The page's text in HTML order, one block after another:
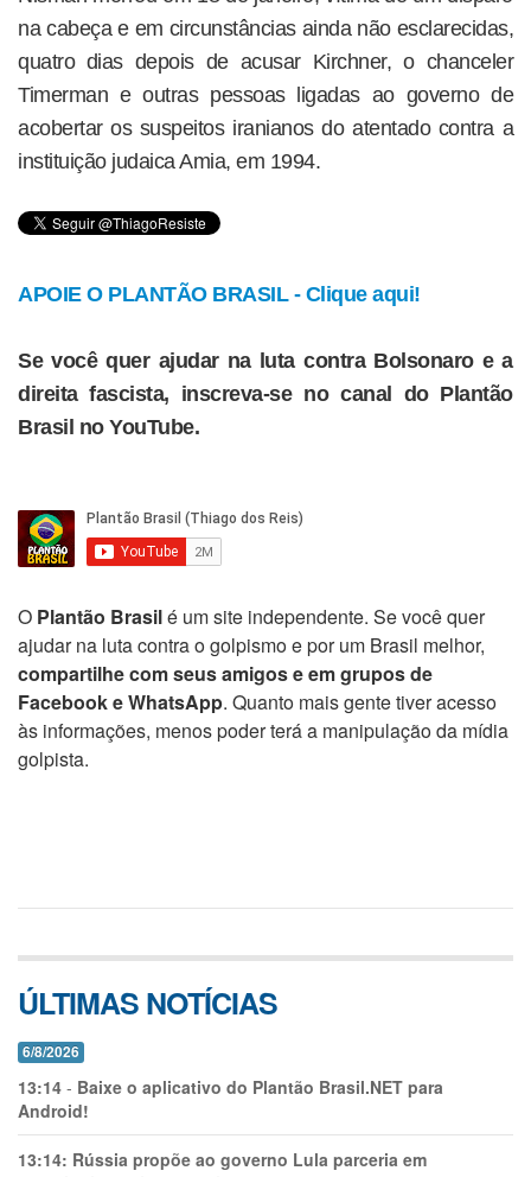
na cabeça e em circunstâncias ainda não esclarecidas,
quatro dias depois de acusar Kirchner, o chanceler
Timerman e outras pessoas ligadas ao governo de
acobertar os suspeitos iranianos do atentado contra a
instituição judaica Amia, em 1994.
APOIE O PLANTÃO BRASIL - Clique aqui!
Se você quer ajudar na luta contra Bolsonaro e a
direita fascista, inscreva-se no canal do Plantão
Brasil no YouTube.
O Plantão Brasilé um site independente. Se você quer
ajudar na luta contra o golpismo e por um Brasil melhor,
compartilhe com seus amigos e em grupos de
Facebook e WhatsApp. Quanto mais gente tiver acesso
às informações, menos poder terá a manipulação da mídia
golpista.
ÚLTIMAS NOTÍCIAS
6/8/2026
13:14 - Baixe o aplicativo do Plantão Brasil.NET para
Android!
13:14: Rússia propõe ao governo Lula parceria em